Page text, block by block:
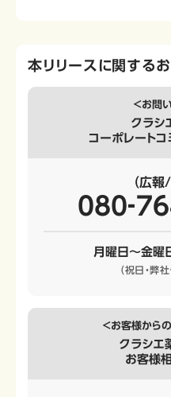
本リリースに関する
＜お問
クラシ
コーポレートコ
（広報
月曜日～金
（祝日・弊
＜お客様から
クラシエ
お客様